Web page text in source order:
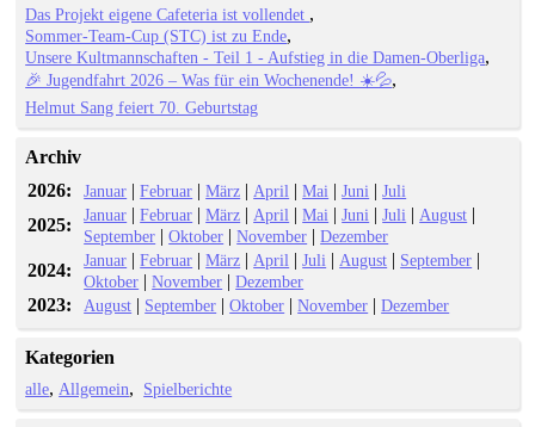
Das Projekt eigene Cafeteria ist vollendet
Sommer-Team-Cup (STC) ist zu Ende
Unsere Kultmannschaften - Teil 1 - Aufstieg in die Damen-Oberliga
🎉 Jugendfahrt 2026 – Was für ein Wochenende! ☀️💦
Helmut Sang feiert 70. Geburtstag
Archiv
2026:
Januar |Februar |März | April |Mai |Juni |Juli
2025: Januar |Februar |März | April |Mai |Juni |Juli | August |
September |Oktober |November |Dezember
2024: Januar |Februar |März | April |Juli | August | September |
Oktober |November |Dezember
2023: August | September |Oktober |November |Dezember
Kategorien
alle Allgemein Spielberichte